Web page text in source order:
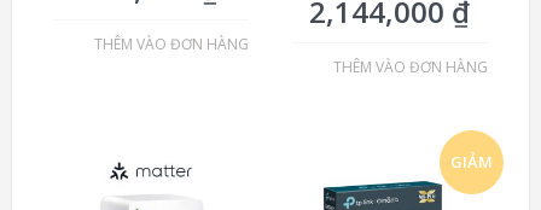
THÊM VÀO ĐƠN HÀNG
2,144,000 ₫
THÊM VÀO ĐƠN HÀNG
GIẢM